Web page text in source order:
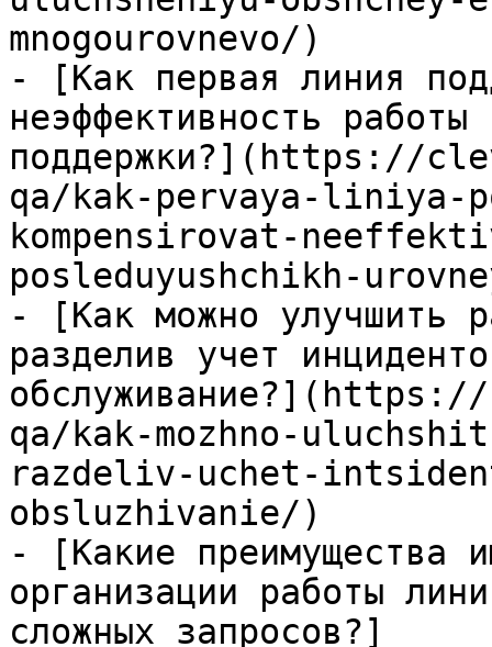
mnogourovnevo/)
- [Как первая линия
неэффективность
поддержки?](https://
qa/kak-pervaya-liniya-
kompensirovat-
posleduyushchikh-
- [Как можно улучшить
разделив учет
qa/kak-mozhno-
razdeliv-uchet-
obsluzhivanie/)
- [Какие преимущества
организации работы
сложных запросов?]